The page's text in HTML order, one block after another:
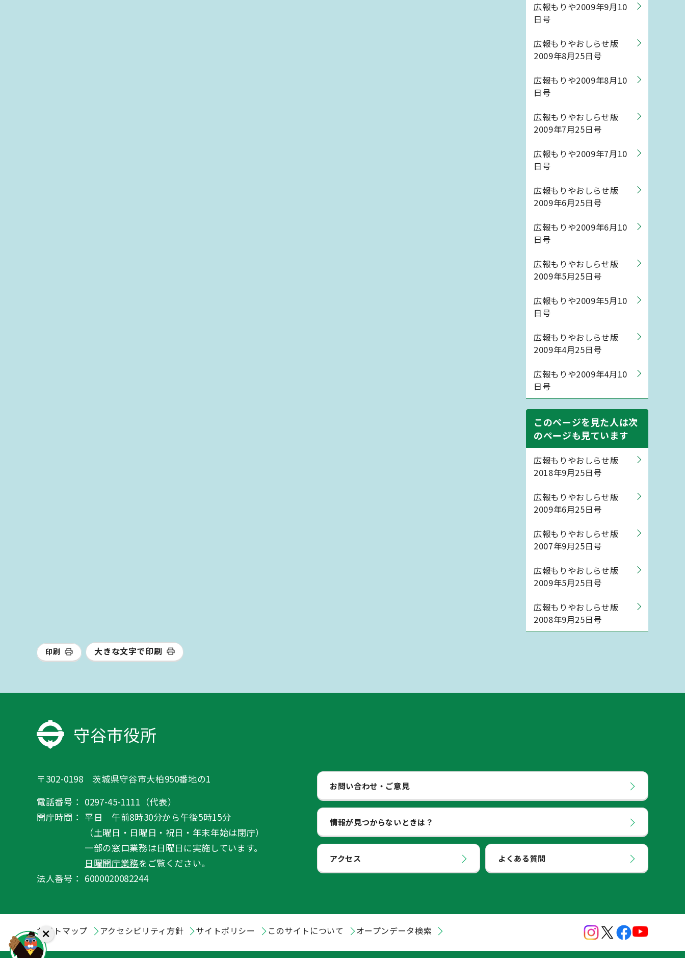
広報もりや2009年9月10
日号
広報もりやおしらせ版
2009年8月25日号
広報もりや2009年8月10
日号
広報もりやおしらせ版
2009年7月25日号
広報もりや2009年7月10
日号
広報もりやおしらせ版
2009年6月25日号
広報もりや2009年6月10
日号
広報もりやおしらせ版
2009年5月25日号
広報もりや2009年5月10
日号
広報もりやおしらせ版
2009年4月25日号
広報もりや2009年4月10
日号
このページを見た人は次
のページも見ています
広報もりやおしらせ版
2018年9月25日号
広報もりやおしらせ版
2009年6月25日号
広報もりやおしらせ版
2007年9月25日号
広報もりやおしらせ版
2009年5月25日号
広報もりやおしらせ版
2008年9月25日号
印刷 大きな文字で印刷
守谷市役所
〒302-0198 茨城県守谷市大柏950番地の1
電話番号： 0297-45-1111（代表）
開庁時間： 平日 午前8時30分から午後5時15分
（土曜日・日曜日・祝日・年末年始は閉庁）
一部の窓口業務は日曜日に実施しています。
日曜開庁業務をご覧ください。
法人番号： 6000020082244
お問い合わせ・ご意見
情報が見つからないときは？
アクセス よくある質問
サイトマップ アクセシビリティ方針 サイトポリシー このサイトについて オープンデータ検索